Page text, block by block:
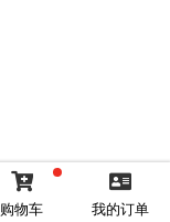
购物车 我的订单